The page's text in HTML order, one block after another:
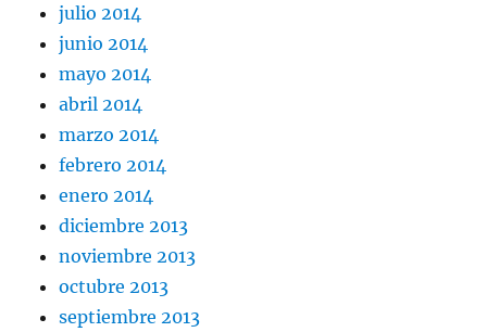
julio 2014
junio 2014
mayo 2014
abril 2014
marzo 2014
febrero 2014
enero 2014
diciembre 2013
noviembre 2013
octubre 2013
septiembre 2013